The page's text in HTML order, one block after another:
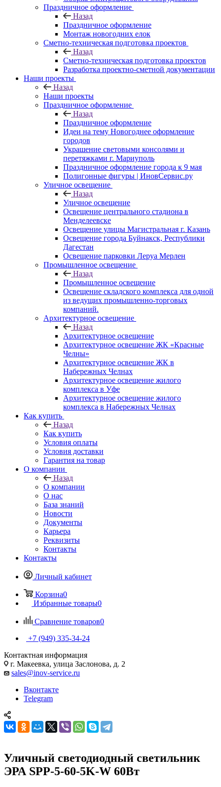
Праздничное оформление
Назад
Праздничное оформление
Монтаж новогодних елок
Сметно-техническая подготовка проектов
Назад
Сметно-техническая подготовка проектов
Разработка проектно-сметной документации
Наши проекты
Назад
Наши проекты
Праздничное оформление
Назад
Праздничное оформление
Идеи на тему Новогоднее оформление
городов
Украшение световыми консолями и
перетяжками г. Мариуполь
Праздничное оформление города к 9 мая
Полигонные фигуры | ИновСервис.ру
Уличное освещение
Назад
Уличное освещение
Освещение центрального стадиона в
Менделеевске
Освещение улицы Магистральная г. Казань
Освещение города Буйнакск, Республики
Дагестан
Освещение парковки Леруа Мерлен
Промышленное освещение
Назад
Промышленное освещение
Освещение складского комплекса для одной
из ведущих промышленно-торговых
компаний.
Архитектурное освещение
Назад
Архитектурное освещение
Архитектурное освещение ЖК «Красные
Челны»
Архитектурное освещение ЖК в
Набережных Челнах
Архитектурное освещение жилого
комплекса в Уфе
Архитектурное освещение жилого
комплекса в Набережных Челнах
Как купить
Назад
Как купить
Условия оплаты
Условия доставки
Гарантия на товар
О компании
Назад
О компании
О нас
База знаний
Новости
Документы
Карьера
Реквизиты
Контакты
Контакты
Личный кабинет
Корзина0
Избранные товары0
Сравнение товаров0
+7 (949) 335-34-24
Контактная информация
г. Макеевка, улица Заслонова, д. 2
sales@inov-service.ru
Вконтакте
Telegram
Уличный светодиодный светильник
ЭРА SPP-5-60-5K-W 60Вт